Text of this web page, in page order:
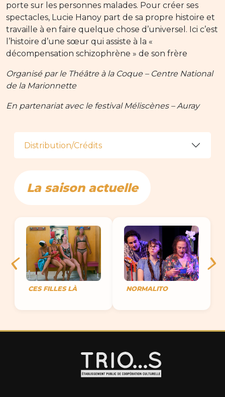
porte sur les personnes malades. Pour créer ses
spectacles, Lucie Hanoy part de sa propre histoire et
travaille à en faire quelque chose d’universel. Ici c’est
l’histoire d’une sœur qui assiste à la «
décompensation schizophrène » de son frère
Organisé par le Théâtre à la Coque – Centre National
de la Marionnette
En partenariat avec le festival Méliscènes – Auray
Distribution/Crédits
La saison actuelle
CES FILLES LÀ NORMALITO